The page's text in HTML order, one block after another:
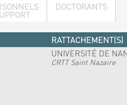
DOCTORANTS
RATTACHEMENT(S)
UNIVERSITÉ DE
CRTT Saint Nazaire